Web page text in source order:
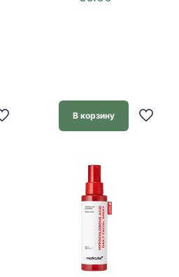
В корзину